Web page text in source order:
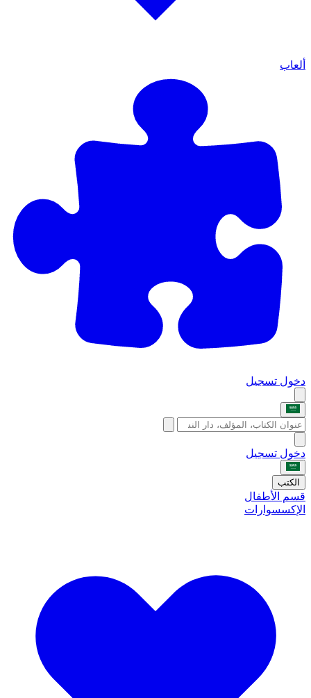
ألعاب
دخول تسجيل
دخول تسجيل
الكتب
قسم الأطفال
الإكسسوارات